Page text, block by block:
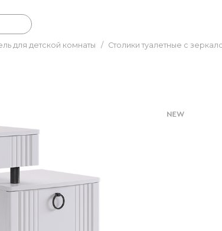
для детской комнаты / Столики туалетные с